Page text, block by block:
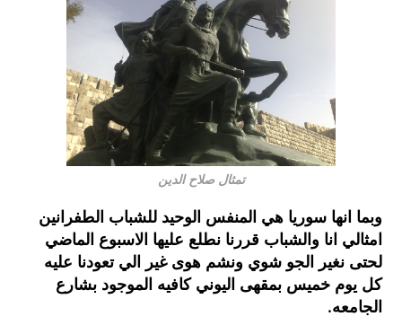
تمثال صلاح الدين
وبما انها سوريا هي المنفس الوحيد للشباب الطفرانين
امثالي انا والشباب قررنا نطلع عليها الاسبوع الماضي
لحتى نغير الجو شوي ونشم هوى غير الي تعودنا عليه
كل يوم خميس بمقهى اليوني كافيه الموجود بشارع
الجامعه.